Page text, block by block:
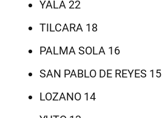
YALA 22
TILCARA 18
PALMA SOLA 16
SAN PABLO DE REYES 15
LOZANO 14